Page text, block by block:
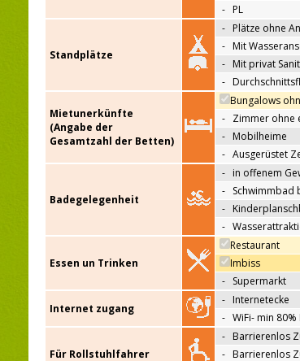
- PL
Standplätze
- Plätze ohne
- Mit
- Mit privat
-
Mietunerkünfte
(Angabe der
Gesamtzahl der Betten)
Bungalows
- Zimmer ohne
- Mobilheime
- Ausgerüstet
Badegelegenheit
- in offenem
- Schwimmbad
-
-
Essen un Trinken
Restaurant
Imbiss
- Supermarkt
Internet zugang
- Internetecke
- WiFi- min 80%
Für Rollstuhlfahrer
- Barrierenlos
- Barrierenlos